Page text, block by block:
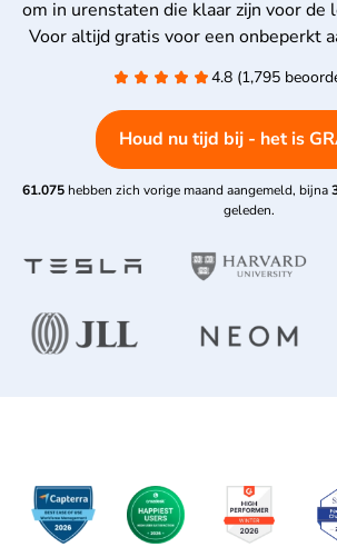
om in urenstaten die klaar zijn voor de
Voor altijd gratis voor een onbeperkt
4.8 (1,795
Houd nu tijd bij - het is
61.075 hebben zich vorige maand aangemeld, bijna
geleden.